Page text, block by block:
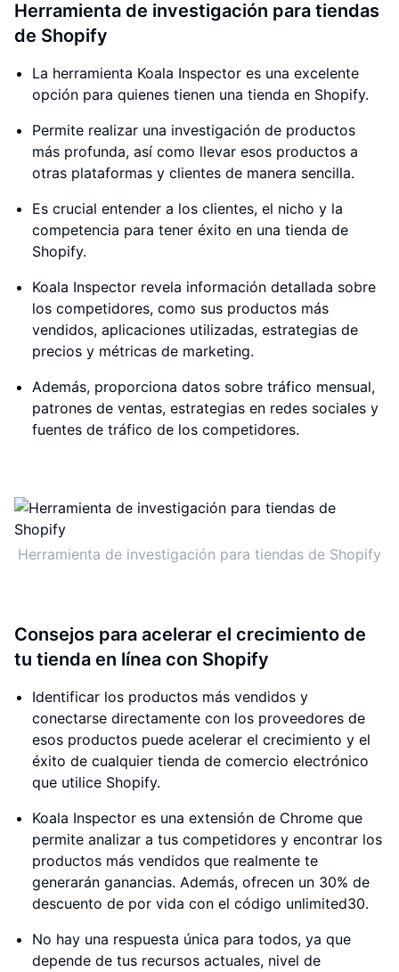
Herramienta de investigación para tiendas
de Shopify
La herramienta Koala Inspector es una excelente
opción para quienes tienen una tienda en Shopify.
Permite realizar una investigación de productos
más profunda, así como llevar esos productos a
otras plataformas y clientes de manera sencilla.
Es crucial entender a los clientes, el nicho y la
competencia para tener éxito en una tienda de
Shopify.
Koala Inspector revela información detallada sobre
los competidores, como sus productos más
vendidos, aplicaciones utilizadas, estrategias de
precios y métricas de marketing.
Además, proporciona datos sobre tráfico mensual,
patrones de ventas, estrategias en redes sociales y
fuentes de tráfico de los competidores.
Herramienta de investigación para tiendas de Shopify
Consejos para acelerar el crecimiento de
tu tienda en línea con Shopify
Identificar los productos más vendidos y
conectarse directamente con los proveedores de
esos productos puede acelerar el crecimiento y el
éxito de cualquier tienda de comercio electrónico
que utilice Shopify.
Koala Inspector es una extensión de Chrome que
permite analizar a tus competidores y encontrar los
productos más vendidos que realmente te
generarán ganancias. Además, ofrecen un 30% de
descuento de por vida con el código unlimited30.
No hay una respuesta única para todos, ya que
depende de tus recursos actuales, nivel de